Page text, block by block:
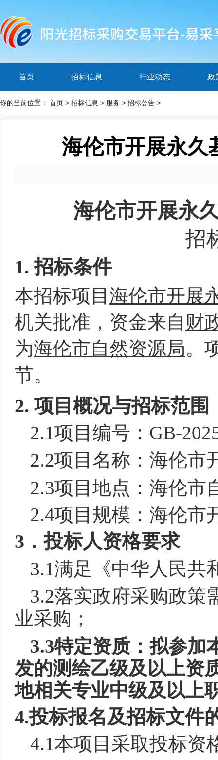
首页 招标信息 行业动态 政
你的当前位置： 首页 > 招标信息 > 服务 > 招标公告 >
海伦市开展永久
海伦市开展永
招
1. 招标条件
本招标项目 海伦市开展
机关批准，资金来自 财
为海伦市自然资源局。
节。
2. 项目概况与招标范围
2.1项目编号：GB-
2.2项目名称：海伦市
2.3项目地点： 海伦市
2.4项目规模： 海伦市
3．投标人资格要求
3.1满足《中华人民共
3.2落实政府采购政策
业采购 ；
3.3特定资质：拟参加
发的测绘乙级及以上资
地相关专业中级及以上
4.投标报名及招标文件
4.1本项目采取投标资